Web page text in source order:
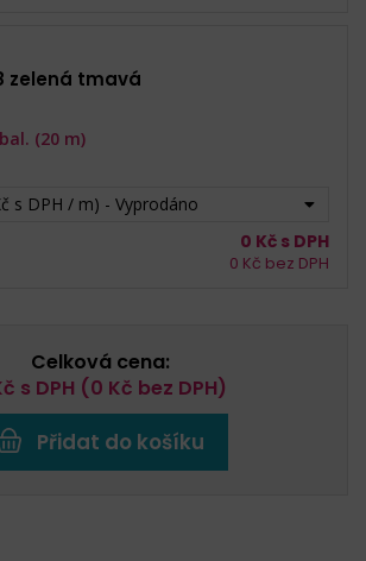
zelená tmavá
s DPH / m) - Vyprodáno
bal. (20 m)
0 Kč s DPH
0 Kč bez DPH
Celková cena:
s DPH (0 Kč bez DPH)
Přidat do košíku